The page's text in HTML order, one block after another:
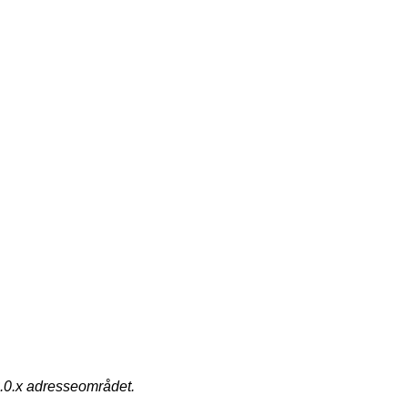
adresseområdet.